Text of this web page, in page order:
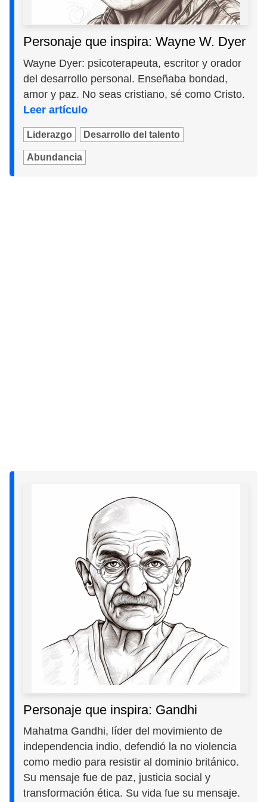
Personaje que inspira: Wayne W. Dyer
Wayne Dyer: psicoterapeuta, escritor y orador
del desarrollo personal. Enseñaba bondad,
amor y paz. No seas cristiano, sé como Cristo.
Leer artículo
Liderazgo Desarrollo del talento
Abundancia
Personaje que inspira: Gandhi
Mahatma Gandhi, líder del movimiento de
independencia indio, defendió la no violencia
como medio para resistir al dominio británico.
Su mensaje fue de paz, justicia social y
transformación ética. Su vida fue su mensaje.